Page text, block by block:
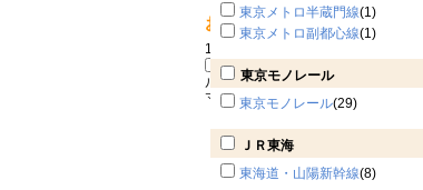
東京メトロ半蔵門線(1)
東京メトロ副都心線(1)
東京モノレール
東京モノレール(29)
ＪＲ東海
東海道・山陽新幹線(8)
おすすめPOINT!
1K・21.00㎡・２Ｆ以上のお部屋で
ルーブル大森西207号室
マンション